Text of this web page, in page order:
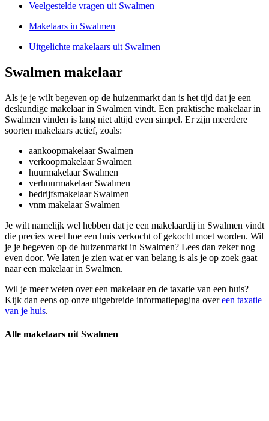
Veelgestelde vragen uit Swalmen
Makelaars in Swalmen
Uitgelichte makelaars uit Swalmen
Swalmen makelaar
Als je je wilt begeven op de huizenmarkt dan is het tijd dat je een
deskundige makelaar in Swalmen vindt. Een praktische makelaar in
Swalmen vinden is lang niet altijd even simpel. Er zijn meerdere
soorten makelaars actief, zoals:
aankoopmakelaar Swalmen
verkoopmakelaar Swalmen
huurmakelaar Swalmen
verhuurmakelaar Swalmen
bedrijfsmakelaar Swalmen
vnm makelaar Swalmen
Je wilt namelijk wel hebben dat je een makelaardij in Swalmen vindt
die precies weet hoe een huis verkocht of gekocht moet worden. Wil
je je begeven op de huizenmarkt in Swalmen? Lees dan zeker nog
even door. We laten je zien wat er van belang is als je op zoek gaat
naar een makelaar in Swalmen.
Wil je meer weten over een makelaar en de taxatie van een huis?
Kijk dan eens op onze uitgebreide informatiepagina overeen taxatie
van je huis.
Alle makelaars uit Swalmen